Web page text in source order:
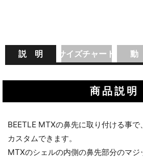
説 明 サイズチャート 動
商品説明
BEETLE MTXの鼻先に取り付ける事
カスタムできます。
MTXのシェルの内側の鼻先部分のマジ